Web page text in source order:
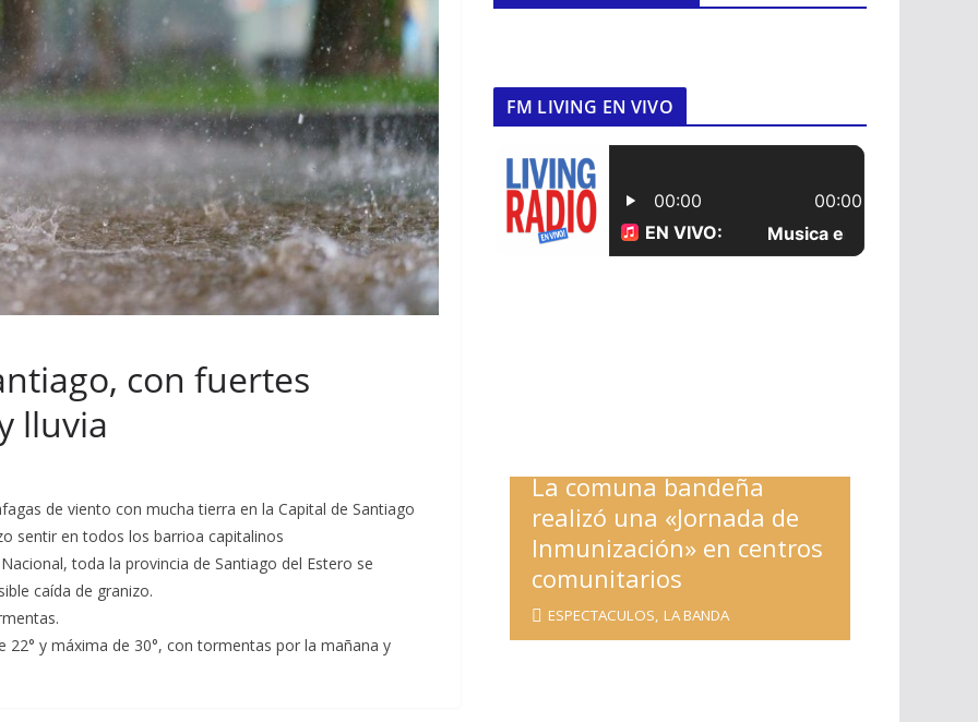
con fuertes
lluvia
de viento con mucha tierra en la Capital de Santiago
sentir en todos los barrioa capitalinos
toda la provincia de Santiago del Estero se
caída de granizo.
y máxima de 30°, con tormentas por la mañana y
FM LIVING EN VIVO
La comuna bandeña
realizó una «Jornada de
Inmunización» en centros
comunitarios
ESPECTACULOS, LA BANDA